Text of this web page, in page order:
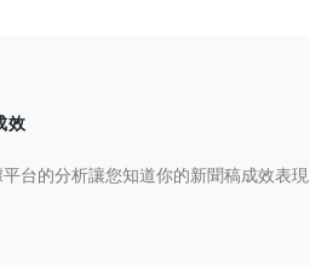
效
台的分析讓您知道你的新聞稿成效表現